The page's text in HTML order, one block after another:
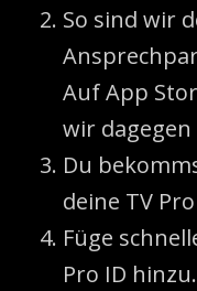
So sind wir
Auf App
wir
Du
deine TV
Füge
Pro ID hinzu.